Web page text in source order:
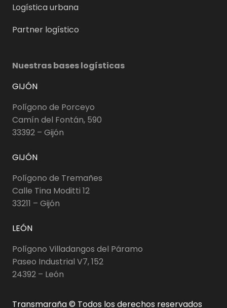
Logística urbana
Partner logístico
Nuestras bases logísticas
GIJÓN
Polígono de Porceyo
Camín del Fontán, 590
33392 – Gijón
GIJÓN
Polígono de Tremañes
Calle Tina Moditti 12
33211 – Gijón
LEÓN
Polígono Villadangos del Páramo
Paseo Industrial V7, 152
24392 – León
Transmaraña © Todos los derechos reservados